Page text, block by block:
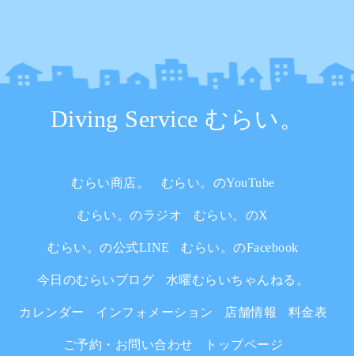
Diving Service むらい。
むらい商店。 むらい。のYouTube
むらい。のラジオ むらい。のX
むらい。の公式LINE むらい。のFacebook
今日のむらいブログ 水曜むらいちゃんねる。
カレンダー インフォメーション 店舗情報 料金表
ご予約・お問い合わせ トップページ